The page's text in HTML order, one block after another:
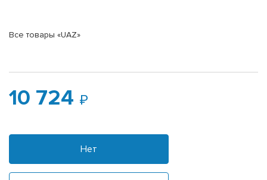
Все товары «UAZ»
10 724
Нет